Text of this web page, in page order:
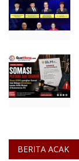
BERITA ACAK